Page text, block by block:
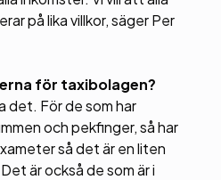
på lika villkor, säger Per
för taxibolagen?
det. För de som har
och pekfinger, så har
så det är en liten
är också de som är i